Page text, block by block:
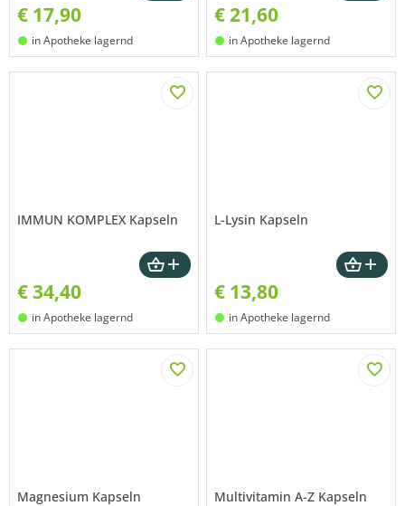
€ 17,90
in Apotheke lagernd
€21,60
in Apotheke lagernd
IMMUN KOMPLEX Kapseln
€34,40
in Apotheke lagernd
L-Lysin Kapseln
€ 13,80
in Apotheke lagernd
Magnesium Kapseln Multivitamin A-Z Kapseln